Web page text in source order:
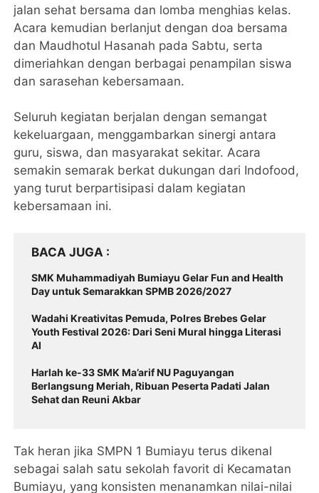
jalan sehat bersama dan lomba menghias kelas.
Acara kemudian berlanjut dengan doa bersama
dan Maudhotul Hasanah pada Sabtu, serta
dimeriahkan dengan berbagai penampilan siswa
dan sarasehan kebersamaan.
Seluruh kegiatan berjalan dengan semangat
kekeluargaan, menggambarkan sinergi antara
guru, siswa, dan masyarakat sekitar. Acara
semakin semarak berkat dukungan dari Indofood,
yang turut berpartisipasi dalam kegiatan
kebersamaan ini.
BACA JUGA
SMK Muhammadiyah Bumiayu Gelar Fun and Health
Day untuk Semarakkan SPMB 2026/2027
Wadahi Kreativitas Pemuda, Polres Brebes Gelar
Youth Festival 2026: Dari Seni Mural hingga Literasi
AI
Harlah ke-33 SMK Ma’arif NU Paguyangan
Berlangsung Meriah, Ribuan Peserta Padati Jalan
Sehat dan Reuni Akbar
Tak heran jika SMPN 1 Bumiayu terus dikenal
sebagai salah satu sekolah favorit di Kecamatan
Bumiayu, yang konsisten menanamkan nilai-nilai